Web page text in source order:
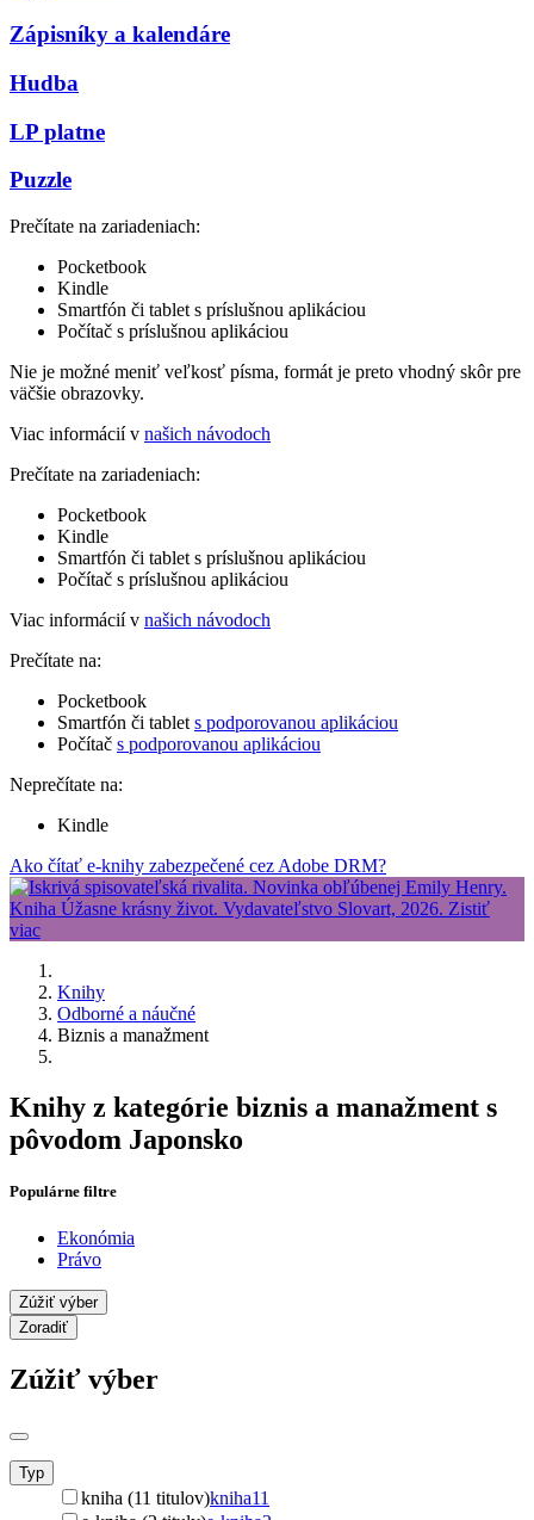
Zápisníky a kalendáre
Hudba
LP platne
Puzzle
Prečítate na zariadeniach:
Pocketbook
Kindle
Smartfón či tablet s príslušnou aplikáciou
Počítač s príslušnou aplikáciou
Nie je možné meniť veľkosť písma, formát je preto vhodný skôr pre
väčšie obrazovky.
Viac informácií v našich návodoch
Prečítate na zariadeniach:
Pocketbook
Kindle
Smartfón či tablet s príslušnou aplikáciou
Počítač s príslušnou aplikáciou
Viac informácií v našich návodoch
Prečítate na:
Pocketbook
Smartfón či tablet s podporovanou aplikáciou
Počítač s podporovanou aplikáciou
Neprečítate na:
Kindle
Ako čítať e-knihy zabezpečené cez Adobe DRM?
Knihy
Odborné a náučné
Biznis a manažment
Knihy z kategórie biznis a manažment s
pôvodom Japonsko
Populárne filtre
Ekonómia
Právo
Zúžiť výber
Zoradiť
Zúžiť výber
Typ
kniha (11 titulov)kniha11